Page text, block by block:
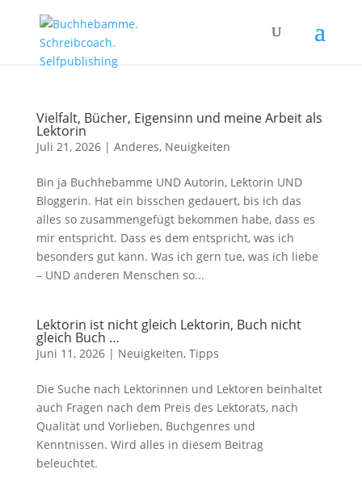
Vielfalt, Bücher, Eigensinn und meine Arbeit als
Lektorin
Juli 21, 2026| Anderes, Neuigkeiten
Bin ja Buchhebamme UND Autorin, Lektorin UND
Bloggerin. Hat ein bisschen gedauert, bis ich das
alles so zusammengefügt bekommen habe, dass es
mir entspricht. Dass es dem entspricht, was ich
besonders gut kann. Was ich gern tue, was ich liebe
– UND anderen Menschen so...
Lektorin ist nicht gleich Lektorin, Buch nicht
gleich Buch …
Juni 11, 2026| Neuigkeiten, Tipps
Die Suche nach Lektorinnen und Lektoren beinhaltet
auch Fragen nach dem Preis des Lektorats, nach
Qualität und Vorlieben, Buchgenres und
Kenntnissen. Wird alles in diesem Beitrag
beleuchtet.